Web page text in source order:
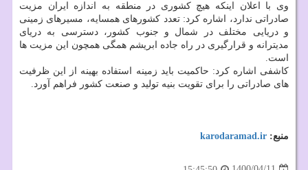
وی با اعلان اینکه هیچ کشوری در منطقه به اندازه ایران مزیت
صادراتی ندارد، اشاره کرد: تعدد کشورهای همسایه، مسیرهای زمینی
و دریایی مختلف در شمال و جنوب کشور، دسترسی به دریای
مدیترانه و قرارگیری در راه جاده ابریشم همگی همچون این مزیت ها
است.
کاشفی اشاره کرد: حاکمیت باید زمینه استفاده بهینه از این ظرفیت
های صادراتی را برای تقویت بنیه تولید و صنعت کشور فراهم آورد.
منبع: karodaramad.ir